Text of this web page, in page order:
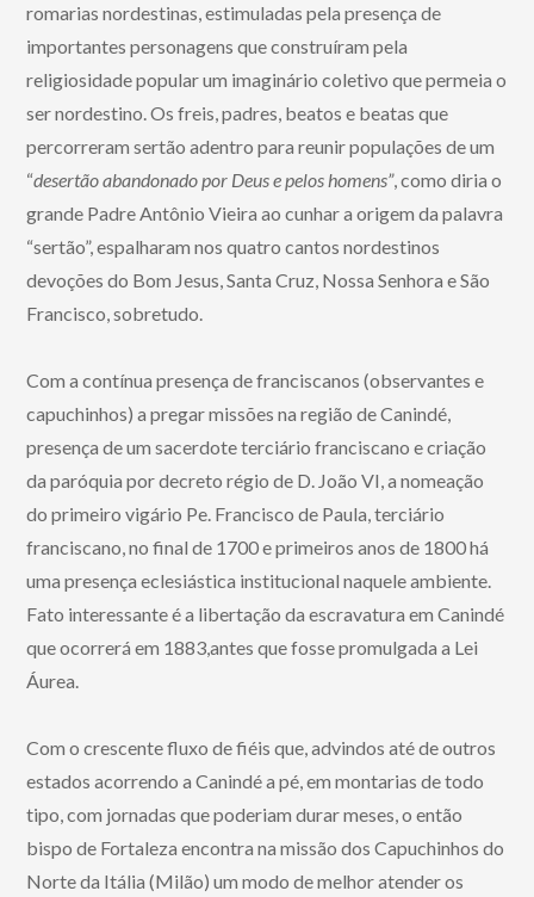
romarias nordestinas, estimuladas pela presença de
importantes personagens que construíram pela
religiosidade popular um imaginário coletivo que permeia o
ser nordestino. Os freis, padres, beatos e beatas que
percorreram sertão adentro para reunir populações de um
“desertão abandonado por Deus e pelos homens”, como diria o
grande Padre Antônio Vieira ao cunhar a origem da palavra
“sertão”, espalharam nos quatro cantos nordestinos
devoções do Bom Jesus, Santa Cruz, Nossa Senhora e São
Francisco, sobretudo.
Com a contínua presença de franciscanos (observantes e
capuchinhos) a pregar missões na região de Canindé,
presença de um sacerdote terciário franciscano e criação
da paróquia por decreto régio de D. João VI, a nomeação
do primeiro vigário Pe. Francisco de Paula, terciário
franciscano, no final de 1700 e primeiros anos de 1800 há
uma presença eclesiástica institucional naquele ambiente.
Fato interessante é a libertação da escravatura em Canindé
que ocorrerá em 1883,antes que fosse promulgada a Lei
Áurea.
Com o crescente fluxo de fiéis que, advindos até de outros
estados acorrendo a Canindé a pé, em montarias de todo
tipo, com jornadas que poderiam durar meses, o então
bispo de Fortaleza encontra na missão dos Capuchinhos do
Norte da Itália (Milão) um modo de melhor atender os